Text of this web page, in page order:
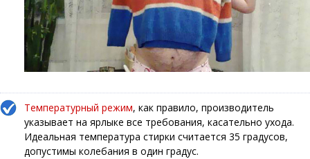
Температурный режим, как правило, производитель
указывает на ярлыке все требования, касательно ухода.
Идеальная температура стирки считается 35 градусов,
допустимы колебания в один градус.